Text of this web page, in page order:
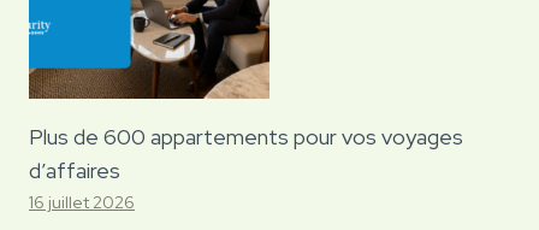
Plus de 600 appartements pour vos voyages
d’affaires
16 juillet 2026